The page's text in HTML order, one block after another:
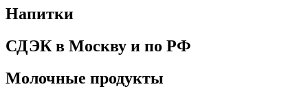
Напитки
СДЭК в Москву и по РФ
Молочные продукты